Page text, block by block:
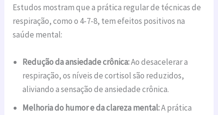
Estudos mostram que a prática regular de técnicas de
respiração, como o 4-7-8, tem efeitos positivos na
saúde mental:
Redução da ansiedade crônica:Ao desacelerar a
respiração, os níveis de cortisol são reduzidos,
aliviando a sensação de ansiedade crônica.
Melhoria do humor e da clareza mental:A prática